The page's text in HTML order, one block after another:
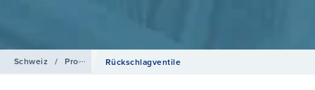
Schweiz / Produkte / Rohrleitungs­zubehör
Rückschlag­ventile